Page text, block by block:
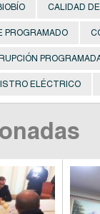
CALIDAD
PROGRAMADO
ELÉCTRICO